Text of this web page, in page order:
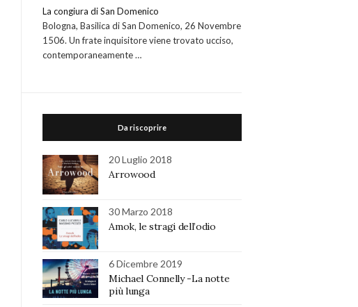
La congiura di San Domenico
Bologna, Basilica di San Domenico, 26 Novembre
1506. Un frate inquisitore viene trovato ucciso,
contemporaneamente …
Da riscoprire
20 Luglio 2018
Arrowood
30 Marzo 2018
Amok, le stragi dell’odio
6 Dicembre 2019
Michael Connelly -La notte
più lunga